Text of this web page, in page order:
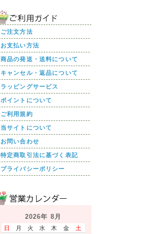
ご注文方法
お支払い方法
商品の発送・送料について
キャンセル・返品について
ラッピングサービス
ポイントについて
ご利用規約
当サイトについて
お問い合わせ
特定商取引法に基づく表記
プライバシーポリシー
2026年 8月
日 月 火 水 木 金
土